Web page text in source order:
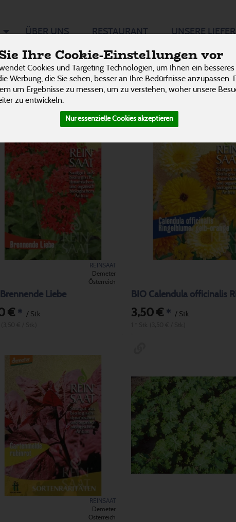
Ihre Cookie-Einstellungen vor
Cookies und Targeting Technologien, um Ihnen ein
Werbung, die Sie sehen, besser an Ihre Bedürfnisse anzupassen.
um Ergebnisse zu messen, um zu verstehen, woher unsere
zu entwickeln.
Nur essenzielle Cookies akzeptieren
ÜBER UNS RESTAURANT UNSERE
Stauden
REINSAAT
Demeter
Österreich
Liebe
€* / Stk. 3,50 €* / Stk.
REINSAAT
Demeter
Österreich